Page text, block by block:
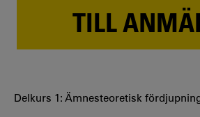
TILL
Delkurs 1: Ämnesteoretisk